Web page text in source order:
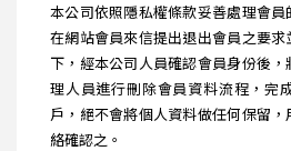
本公司依照隱私權條款妥善處理會員
在網站會員來信提出退出會員之要
下，經本公司人員確認會員身份後
理人員進行刪除會員資料流程，完
戶，絕不會將個人資料做任何保留
絡確認之。